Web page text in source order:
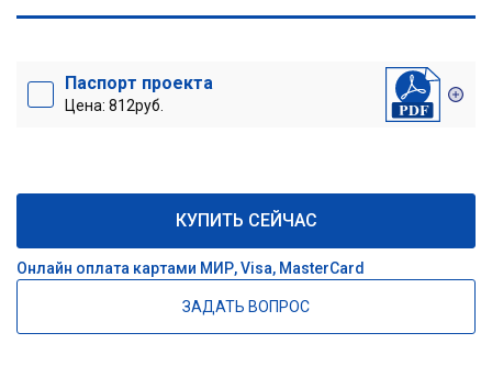
Паспорт проекта
Цена: 812руб.
КУПИТЬ СЕЙЧАС
Онлайн оплата картами МИР, Visa, MasterCard
ЗАДАТЬ ВОПРОС